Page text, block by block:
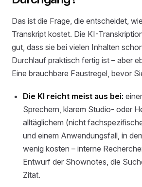
Das ist die Frage, die entscheidet,
Transkript kostet. Die KI-
gut, dass sie bei vielen Inhalten
Durchlauf praktisch fertig ist – aber
Eine brauchbare Faustregel, bevor
Die KI reicht meist aus bei:
Sprechern, klarem Studio- oder
alltäglichem (nicht
und einem Anwendungsfall, in
wenig kosten – interne
Entwurf der Shownotes, die
Zitat.